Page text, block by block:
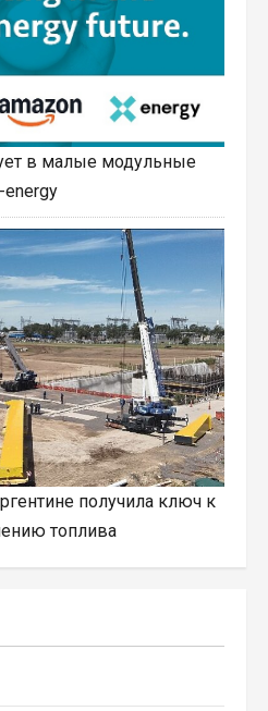
в малые модульные
energy
получила ключ к
топлива